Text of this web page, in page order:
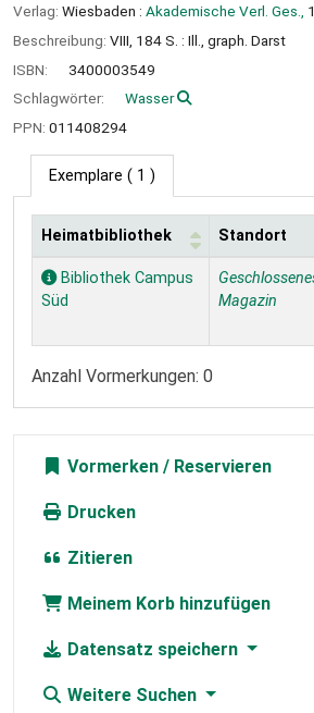
Verlag: Wiesbaden : Akademische Verl. Ges.,
Beschreibung: VIII, 184 S. : Ill., graph. Darst
ISBN:
3400003549
Schlagwörter:
Wasser
PPN: 011408294
Exemplare ( 1 )
Exemplare
Heimatbibliothek Standort
Bibliothek Campus
Süd
Magazin
Anzahl Vormerkungen: 0
Vormerken
Drucken
Zitieren
Meinem Korb hinzufügen
Datensatz speichern
Weitere Suchen